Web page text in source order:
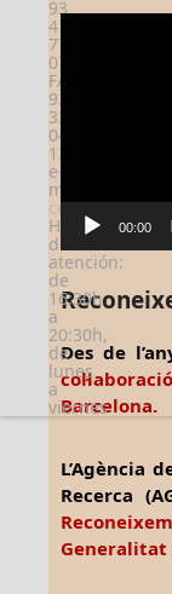
Reproductor
de
vídeo
00:00
Des de
Barcelona.
L’Agència
Recerca
Generalitat
93
410
77
07;
FAX:
93
321
04
13;
e-
mail:
cetr@cetr.net
Horario
de
atención:
de
16:30h
a
20:30h,
de
lunes
a
viernes